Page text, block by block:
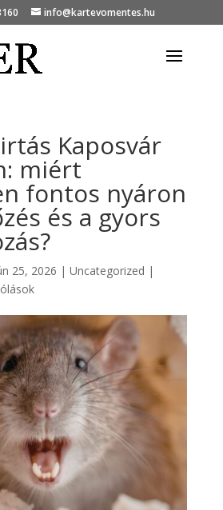
info@kartevomentes.hu
Kaposvár
miért
fontos nyáron
és a gyors
25, 2026 | Uncategorized |